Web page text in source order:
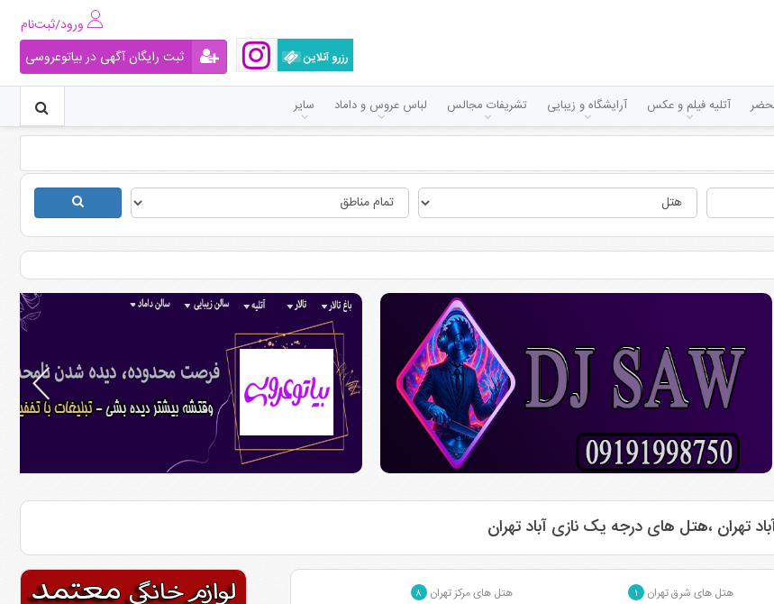
رزرو آنلاین
ثبت رایگان آگهی در بیاتوعروسی
آتلیه فیلم و عکس آرایشگاه و زیبایی تشریفات مجالس لباس عروس و داماد سایر
تهران ،هتل های درجه یک نازی آباد تهران
هتل های شرق تهران ۱ هتل های مرکز تهران ۸